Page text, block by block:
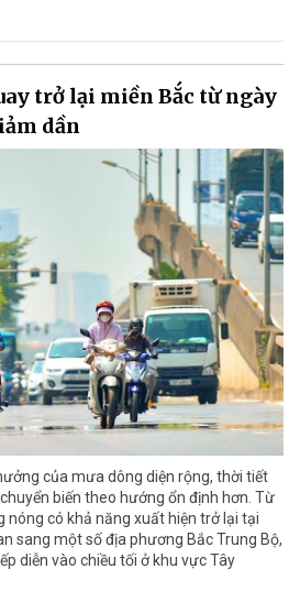
trở lại miền Bắc từ ngày
dần
của mưa dông diện rộng, thời tiết
biến theo hướng ổn định hơn. Từ
nóng có khả năng xuất hiện trở lại tại
sang một số địa phương Bắc Trung Bộ,
diễn vào chiều tối ở khu vực Tây